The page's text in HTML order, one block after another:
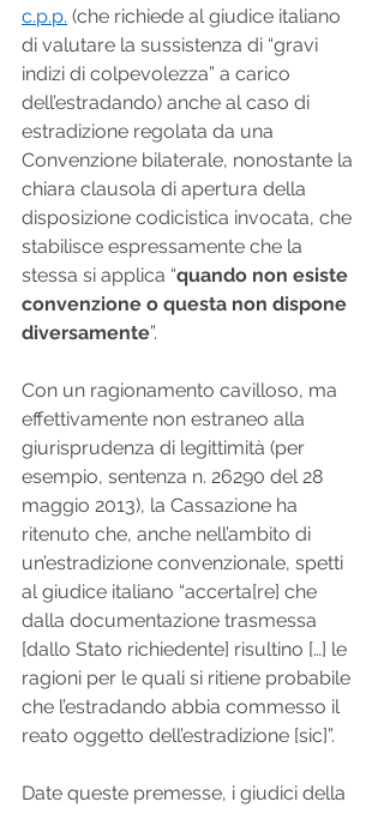
c.p.p. (che richiede al giudice italiano
di valutare la sussistenza di “gravi
indizi di colpevolezza” a carico
dell’estradando) anche al caso di
estradizione regolata da una
Convenzione bilaterale, nonostante la
chiara clausola di apertura della
disposizione codicistica invocata, che
stabilisce espressamente che la
stessa si applica “quando non esiste
convenzione o questa non dispone
diversamente”.
Con un ragionamento cavilloso, ma
effettivamente non estraneo alla
giurisprudenza di legittimità (per
esempio, sentenza n. 26290 del 28
maggio 2013), la Cassazione ha
ritenuto che, anche nell’ambito di
un’estradizione convenzionale, spetti
al giudice italiano “accerta[re] che
dalla documentazione trasmessa
[dallo Stato richiedente] risultino […] le
ragioni per le quali si ritiene probabile
che l’estradando abbia commesso il
reato oggetto dell’estradizione [sic]”.
Date queste premesse, i giudici della